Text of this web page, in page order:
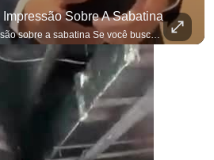
Sobre A Sabatina
Tallis Gomes da sua impressão sobre a sabatina Se você busca informação com credibilidade, inscreva-se agora e ative o